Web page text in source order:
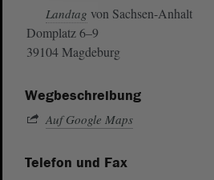
Landtag von Sachsen-Anhalt
Domplatz 6–9
39104 Magdeburg
Wegbeschreibung
Auf Google Maps
Telefon und Fax